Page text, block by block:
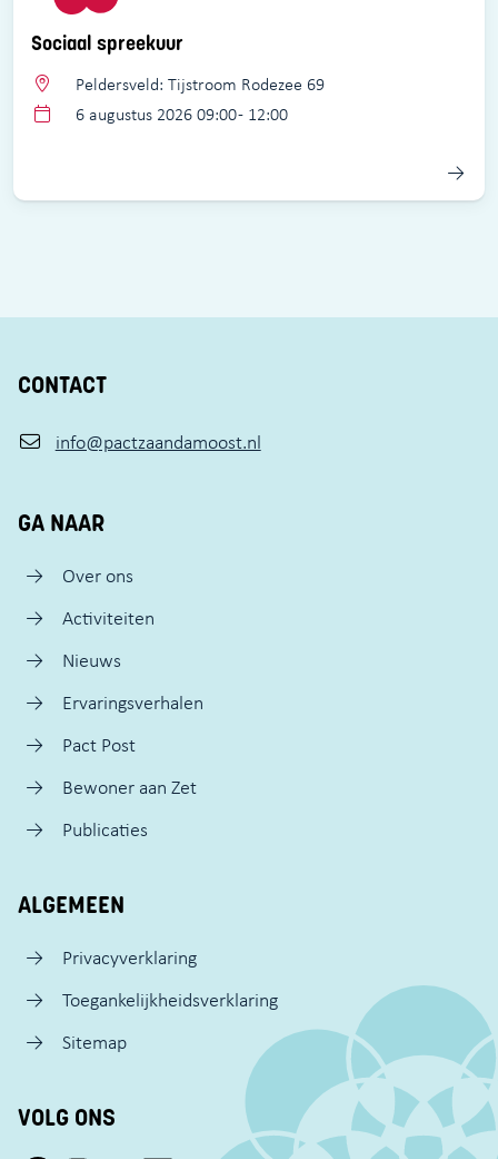
Sociaal spreekuur
Peldersveld: Tijstroom Rodezee 69
6 augustus 2026 09:00 - 12:00
CONTACT
info@pactzaandamoost.nl
GA NAAR
Over ons
Activiteiten
Nieuws
Ervaringsverhalen
Pact Post
Bewoner aan Zet
Publicaties
ALGEMEEN
Privacyverklaring
Toegankelijkheidsverklaring
Sitemap
VOLG ONS